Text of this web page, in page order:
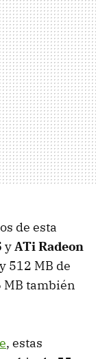
de esta
yATi Radeon
512 MB de
MB también
, estas